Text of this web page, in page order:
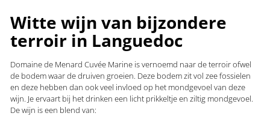
Witte wijn van bijzondere
terroir in Languedoc
Domaine de Menard Cuvée Marine is vernoemd naar de terroir ofwel
de bodem waar de druiven groeien. Deze bodem zit vol zee fossielen
en deze hebben dan ook veel invloed op het mondgevoel van deze
wijn. Je ervaart bij het drinken een licht prikkeltje en ziltig mondgevoel.
De wijn is een blend van: